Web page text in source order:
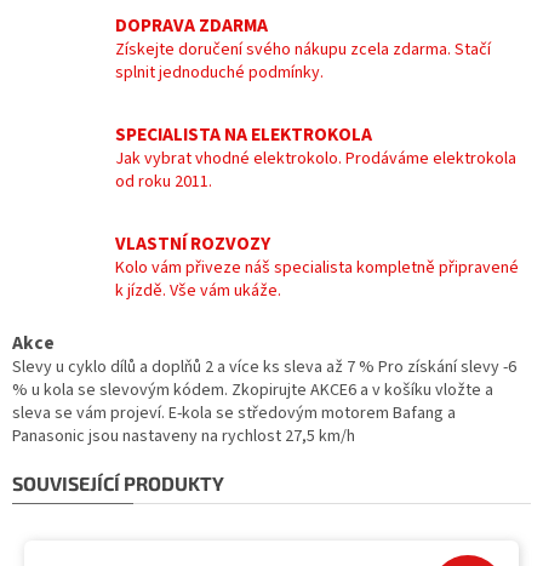
DOPRAVA ZDARMA
Získejte doručení svého nákupu zcela zdarma. Stačí
splnit jednoduché podmínky.
SPECIALISTA NA ELEKTROKOLA
Jak vybrat vhodné elektrokolo. Prodáváme elektrokola
od roku 2011.
VLASTNÍ ROZVOZY
Kolo vám přiveze náš specialista kompletně připravené
k jízdě. Vše vám ukáže.
Akce
Slevy u cyklo dílů a doplňů 2 a více ks sleva až 7 % Pro získání slevy -6
% u kola se slevovým kódem. Zkopirujte AKCE6 a v košíku vložte a
sleva se vám projeví. E-kola se středovým motorem Bafang a
Panasonic jsou nastaveny na rychlost 27,5 km/h
SOUVISEJÍCÍ PRODUKTY